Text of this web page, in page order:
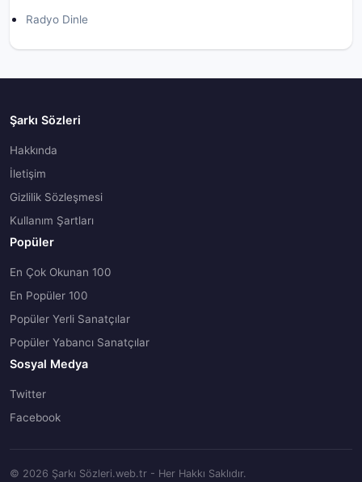
Radyo Dinle
Şarkı Sözleri
Hakkında
İletişim
Gizlilik Sözleşmesi
Kullanım Şartları
Popüler
En Çok Okunan 100
En Popüler 100
Popüler Yerli Sanatçılar
Popüler Yabancı Sanatçılar
Sosyal Medya
Twitter
Facebook
© 2026 Şarkı Sözleri.web.tr - Her Hakkı Saklıdır.